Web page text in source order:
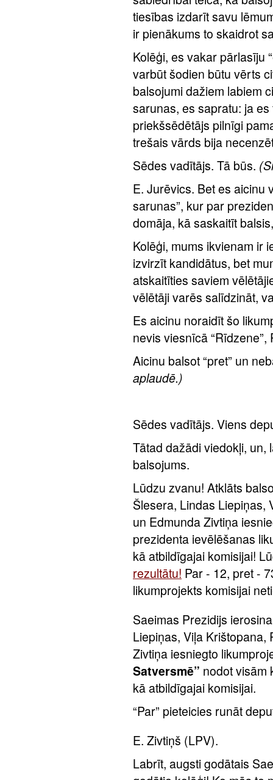
tiesības izdarīt savu
ir pienākums to skaidrot
Kolēģi, es vakar pārlasīju
varbūt šodien būtu vērts
balsojumi dažiem labiem
sarunas, es sapratu: ja
priekšsēdētājs pilnīgi
trešais vārds bija
Sēdes vadītājs. Tā būs.
E. Jurēvics. Bet es aicinu
sarunas”, kur par
domāja, kā saskaitīt
Kolēģi, mums ikvienam ir
izvirzīt kandidātus, bet
atskaitīties saviem
vēlētāji varēs salīdzināt,
Es aicinu noraidīt šo
nevis viesnīcā
Aicinu balsot “pret” un
aplaudē.)
Sēdes vadītājs. Viens
Tātad dažādi viedokļi, un,
balsojums.
Lūdzu zvanu! Atklāts
Šlesera, Lindas Liepiņas,
un Edmunda Zivtiņa
prezidenta ievēlēšanas
kā atbildīgajai komisijai!
rezultātu! Par - 12, pret -
likumprojekts komisijai
Saeimas Prezidijs
Liepiņas, Viļa
Zivtiņa iesniegto
Satversmē” nodot visām
kā atbildīgajai komisijai.
“Par” pieteicies runāt
E. Zivtiņš (LPV).
Labrīt, augsti godātais